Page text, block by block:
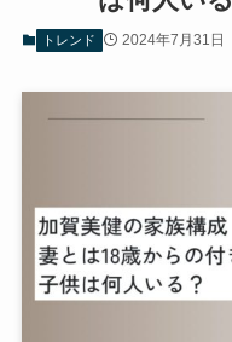
トレンド 2024年7月31日